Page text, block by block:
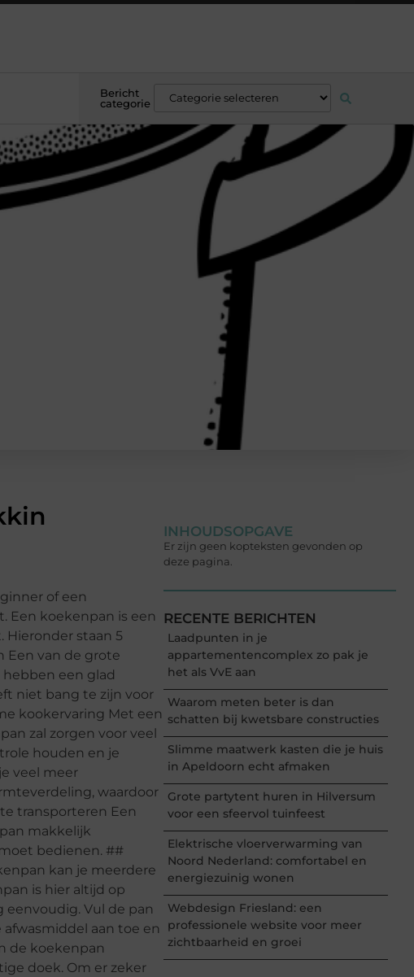
Bericht
categorie
of een
Een koekenpan is een
staan 5
Een van de grote
een glad
niet bang te zijn voor
kookervaring Met een
zal zorgen voor veel
houden en je
veel meer
waardoor
transporteren Een
makkelijk
bedienen. ##
kan je meerdere
is hier altijd op
eenvoudig. Vul de pan
aan toe en
de koekenpan
doek. Om er zeker
INHOUDSOPGAVE
Er zijn geen kopteksten gevonden op
deze pagina.
RECENTE BERICHTEN
Laadpunten in je
appartementencomplex zo pak je
het als VvE aan
Waarom meten beter is dan
schatten bij kwetsbare constructies
Slimme maatwerk kasten die je huis
in Apeldoorn echt afmaken
Grote partytent huren in Hilversum
voor een sfeervol tuinfeest
Elektrische vloerverwarming van
Noord Nederland: comfortabel en
energiezuinig wonen
Webdesign Friesland: een
professionele website voor meer
zichtbaarheid en groei